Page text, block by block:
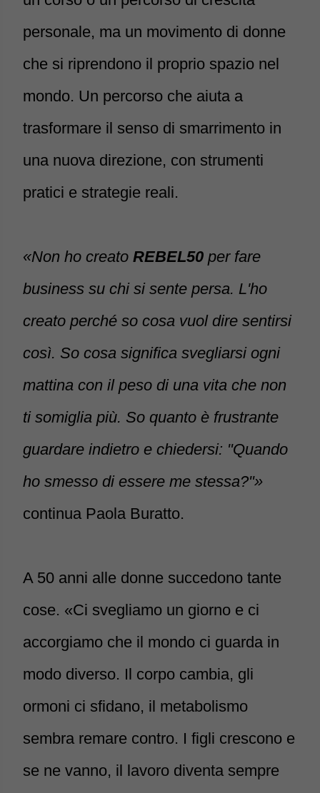
personale, ma un movimento di donne
che si riprendono il proprio spazio nel
mondo. Un percorso che aiuta a
trasformare il senso di smarrimento in
una nuova direzione, con strumenti
pratici e strategie reali.
«Non ho creato REBEL50 per fare
business su chi si sente persa. L'ho
creato perché so cosa vuol dire sentirsi
così. So cosa significa svegliarsi ogni
mattina con il peso di una vita che non
ti somiglia più. So quanto è frustrante
guardare indietro e chiedersi: "Quando
ho smesso di essere me stessa?"»
continua Paola Buratto.
A 50 anni alle donne succedono tante
cose. «Ci svegliamo un giorno e ci
accorgiamo che il mondo ci guarda in
modo diverso. Il corpo cambia, gli
ormoni ci sfidano, il metabolismo
sembra remare contro. I figli crescono e
se ne vanno, il lavoro diventa sempre